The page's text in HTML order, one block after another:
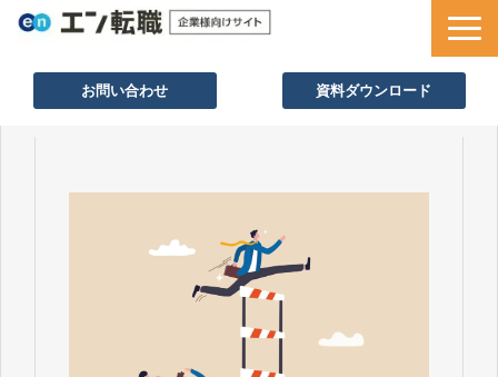
お問い合わせ 資料ダウンロード
採用事例
セミナー情報
お役立ち資料